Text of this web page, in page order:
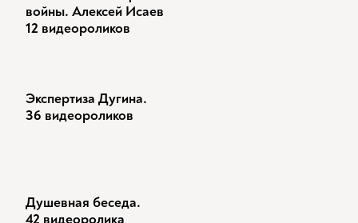
войны. Алексей Исаев
12 видеороликов
Экспертиза Дугина.
36 видеороликов
Душевная беседа.